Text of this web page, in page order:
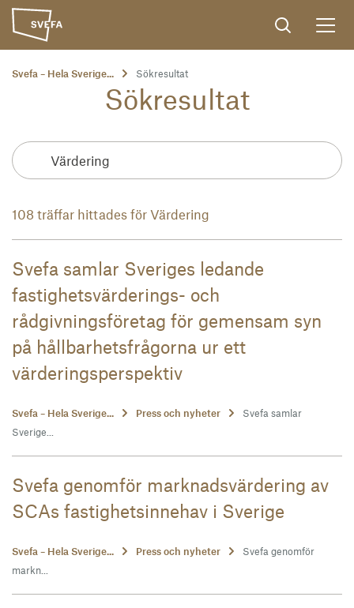
Svefa – Hela Sverige... Sökresultat
Sökresultat
108 träffar hittades för Värdering
Svefa samlar Sveriges ledande
fastighetsvärderings- och
rådgivningsföretag för gemensam syn
på hållbarhetsfrågorna ur ett
värderingsperspektiv
Svefa – Hela Sverige... Press och nyheter
Svefa samlar
Sverige...
Svefa genomför marknadsvärdering av
SCAs fastighetsinnehav i Sverige
Svefa – Hela Sverige... Press och nyheter
Svefa genomför
markn...